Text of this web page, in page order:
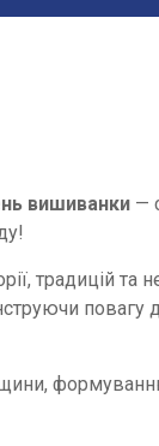
вишиванки —
традицій та
повагу